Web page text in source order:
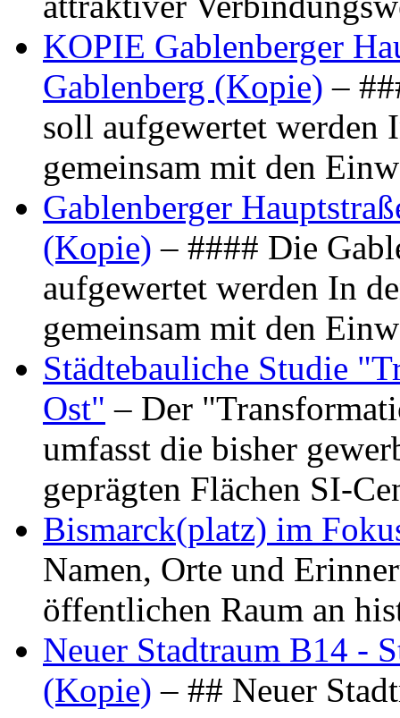
KOPIE Gablenberger
Gablenberg (Kopie) –
soll aufgewertet werden
gemeinsam mit den
Gablenberger
(Kopie) – #### Die
aufgewertet werden In
gemeinsam mit den
Städtebauliche Studie
Ost" – Der
umfasst die bisher
geprägten Flächen SI-
Bismarck(platz) im
Namen, Orte und
öffentlichen Raum an
Neuer Stadtraum B14 -
(Kopie) – ## Neuer